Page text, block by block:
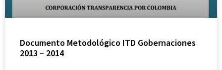
Documento Metodológico ITD Gobernaciones
2013 – 2014